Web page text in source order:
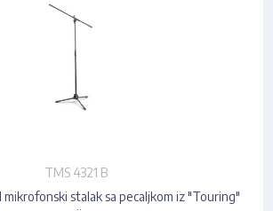
TMS 4321 B
stalak sa pecaljkom iz "Touring"